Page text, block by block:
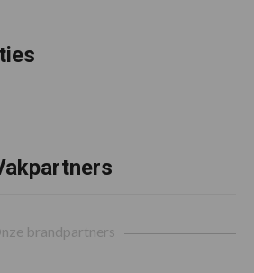
brandpartners